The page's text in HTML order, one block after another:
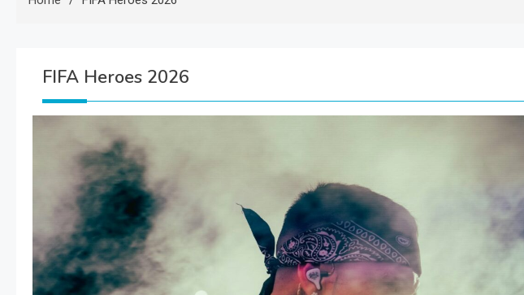
FIFA Heroes 2026